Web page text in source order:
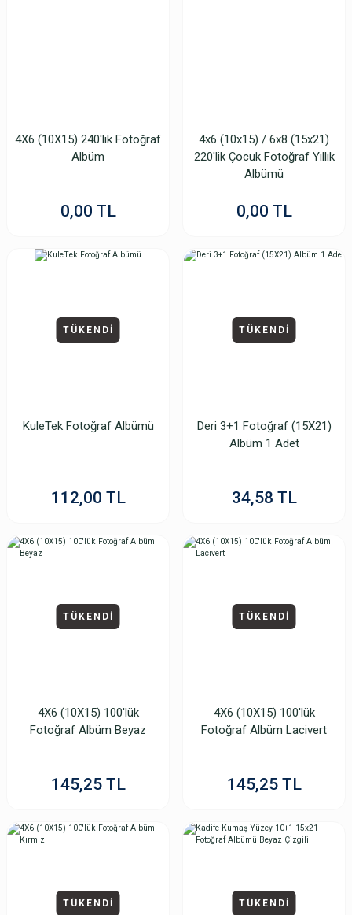
4X6 (10X15) 240'lık Fotoğraf
Albüm
0,00 TL
4x6 (10x15) / 6x8 (15x21)
220'lik Çocuk Fotoğraf Yıllık
Albümü
0,00 TL
TÜKENDİ
KuleTek Fotoğraf Albümü
112,00 TL
TÜKENDİ
Deri 3+1 Fotoğraf (15X21)
Albüm 1 Adet
34,58 TL
TÜKENDİ
4X6 (10X15) 100'lük
Fotoğraf Albüm Beyaz
145,25 TL
TÜKENDİ
4X6 (10X15) 100'lük
Fotoğraf Albüm Lacivert
145,25 TL
TÜKENDİ TÜKENDİ